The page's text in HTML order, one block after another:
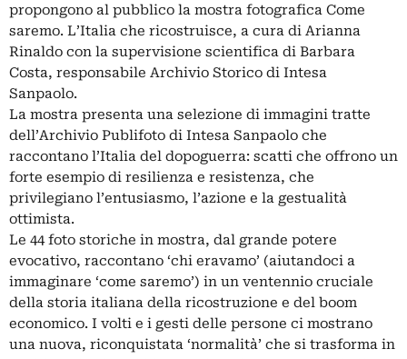
propongono al pubblico la mostra fotografica Come
saremo. L’Italia che ricostruisce, a cura di Arianna
Rinaldo con la supervisione scientifica di Barbara
Costa, responsabile Archivio Storico di Intesa
Sanpaolo.
La mostra presenta una selezione di immagini tratte
dell’Archivio Publifoto di Intesa Sanpaolo che
raccontano l’Italia del dopoguerra: scatti che offrono un
forte esempio di resilienza e resistenza, che
privilegiano l’entusiasmo, l’azione e la gestualità
ottimista.
Le 44 foto storiche in mostra, dal grande potere
evocativo, raccontano ‘chi eravamo’ (aiutandoci a
immaginare ‘come saremo’) in un ventennio cruciale
della storia italiana della ricostruzione e del boom
economico. I volti e i gesti delle persone ci mostrano
una nuova, riconquistata ‘normalità’ che si trasforma in